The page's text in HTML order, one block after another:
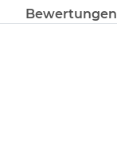
Bewertungen